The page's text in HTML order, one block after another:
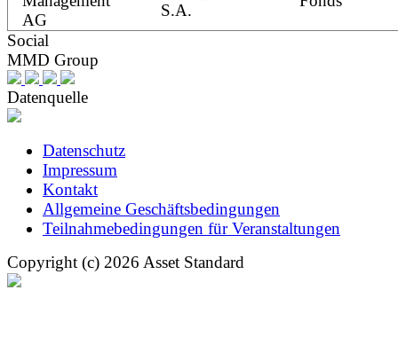
Social
MMD Group
Datenquelle
Datenschutz
Impressum
Kontakt
Allgemeine Geschäftsbedingungen
Teilnahmebedingungen für Veranstaltungen
Copyright (c) 2026 Asset Standard